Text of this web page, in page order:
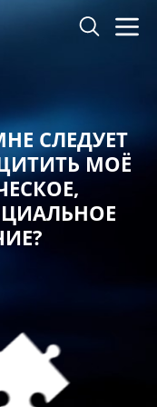
СЛЕДУЕТ
МОЁ